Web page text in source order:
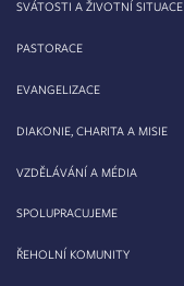
SVÁTOSTI A ŽIVOTNÍ SITUACE
PASTORACE
EVANGELIZACE
DIAKONIE, CHARITA A MISIE
VZDĚLÁVÁNÍ A MÉDIA
SPOLUPRACUJEME
ŘEHOLNÍ KOMUNITY